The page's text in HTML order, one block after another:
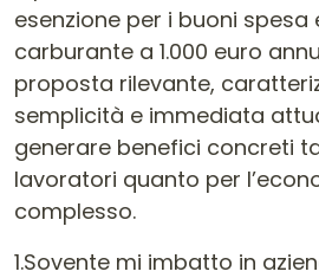
esenzione per i buoni spesa
carburante a 1.000 euro
proposta rilevante,
semplicità e immediata
generare benefici concreti
lavoratori quanto per
complesso.
1.Sovente mi imbatto in